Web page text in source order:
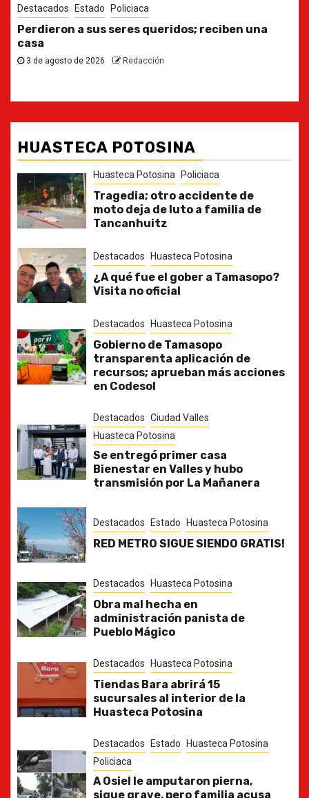
Destacados Estado
Ya casi, el quinto informe del Gobernador
30 de julio de 2026
HUASTECA POTOSINA
Huasteca Potosina Policiaca
Tragedia; otro accidente de
moto deja de luto a familia de
Tancanhuitz
Destacados Huasteca Potosina
¿A qué fue el gober a Tamasopo?
Visita no oficial
Destacados Huasteca Potosina
Gobierno de Tamasopo
transparenta aplicación de
recursos; aprueban más acciones
en Codesol
Destacados Ciudad Valles
Huasteca Potosina
Se entregó primer casa
Bienestar en Valles y hubo
transmisión por La Mañanera
Destacados Estado Huasteca Potosina
RED METRO SIGUE SIENDO GRATIS!
Destacados Huasteca Potosina
Obra mal hecha en
administración panista de
Pueblo Mágico
Destacados Huasteca Potosina
Tiendas Bara abrirá 15
sucursales al interior de la
Huasteca Potosina
Destacados Estado Huasteca Potosina
Policiaca
A Osiel le amputaron pierna,
sigue grave, pero familia acusa